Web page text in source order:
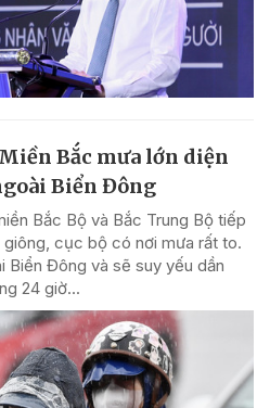
Bắc mưa lớn diện
Biển Đông
Bắc Bộ và Bắc Trung Bộ tiếp
cục bộ có nơi mưa rất to.
Biển Đông và sẽ suy yếu dần
24 giờ...